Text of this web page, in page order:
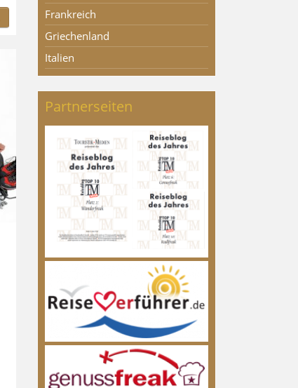
Frankreich
Griechenland
Italien
Partnerseiten